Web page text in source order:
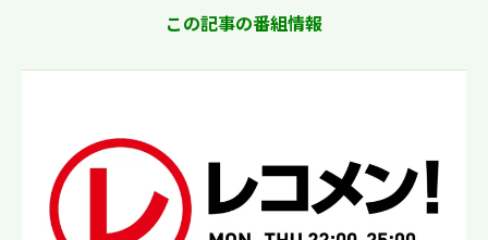
この記事の番組情報